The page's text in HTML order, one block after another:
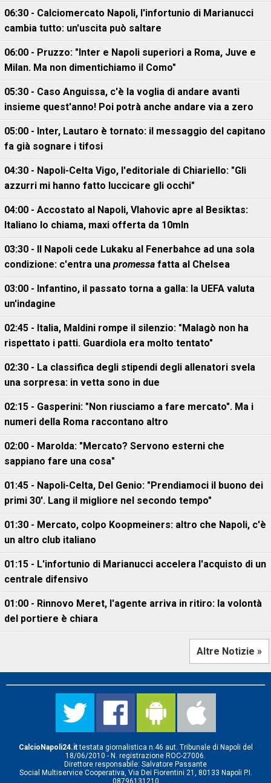
06:30 - Calciomercato Napoli, l'infortunio di Marianucci
cambia tutto: un'uscita può saltare
06:00 - Pruzzo: "Inter e Napoli superiori a Roma, Juve e
Milan. Ma non dimentichiamo il Como"
05:30 - Caso Anguissa, c'è la voglia di andare avanti
insieme quest'anno! Poi potrà anche andare via a zero
05:00 - Inter, Lautaro è tornato: il messaggio del capitano
fa già sognare i tifosi
04:30 - Napoli-Celta Vigo, l'editoriale di Chiariello: "Gli
azzurri mi hanno fatto luccicare gli occhi"
04:00 - Accostato al Napoli, Vlahovic apre al Besiktas:
Italiano lo chiama, maxi offerta da 10mln
03:30 - Il Napoli cede Lukaku al Fenerbahce ad una sola
condizione: c'entra una promessa fatta al Chelsea
03:00 - Infantino, il passato torna a galla: la UEFA valuta
un'indagine
02:45 - Italia, Maldini rompe il silenzio: "Malagò non ha
rispettato i patti. Guardiola era molto tentato"
02:30 - La classifica degli stipendi degli allenatori svela
una sorpresa: in vetta sono in due
02:15 - Gasperini: "Non riusciamo a fare mercato". Ma i
numeri della Roma raccontano altro
02:00 - Marolda: "Mercato? Servono esterni che
sappiano fare una cosa"
01:45 - Napoli-Celta, Del Genio: "Prendiamoci il buono dei
primi 30'. Lang il migliore nel secondo tempo"
01:30 - Mercato, colpo Koopmeiners: altro che Napoli, c'è
un altro club italiano
01:15 - L'infortunio di Marianucci accelera l'acquisto di un
centrale difensivo
01:00 - Rinnovo Meret, l'agente arriva in ritiro: la volontà
del portiere è chiara
Altre Notizie »
CalcioNapoli24.ittestata giornalistica n.46 aut. Tribunale di Napoli del
18/06/2010 - N. registrazione ROC-27006.
Direttore responsabile: Salvatore Passante
Social Multiservice Cooperativa, Via Dei Fiorentini 21, 80133 Napoli P.I.
08796131210